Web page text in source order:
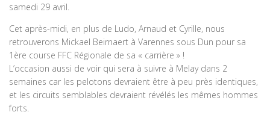
samedi 29 avril.
Cet après-midi, en plus de Ludo, Arnaud et Cyrille, nous
retrouverons Mickael Beirnaert à Varennes sous Dun pour sa
1ère course FFC Régionale de sa « carrière » !
L’occasion aussi de voir qui sera à suivre à Melay dans 2
semaines car les pelotons devraient être à peu près identiques,
et les circuits semblables devraient révélés les mêmes hommes
forts.